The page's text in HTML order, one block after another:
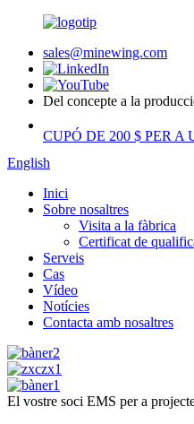
sales@minewing.com
Del concepte a la
CUPÓ DE 200 $ PER A
English
Inici
Sobre nosaltres
Visita a la fàbrica
Certificat de
Serveis
Cas
Vídeo
Notícies
Contacta amb nosaltres
El vostre soci EMS per a